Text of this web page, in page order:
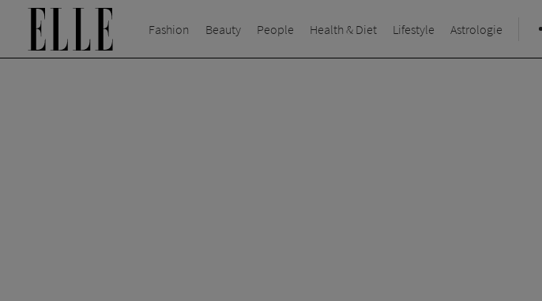
Fashion Beauty People Health & Diet Lifestyle Astrologie